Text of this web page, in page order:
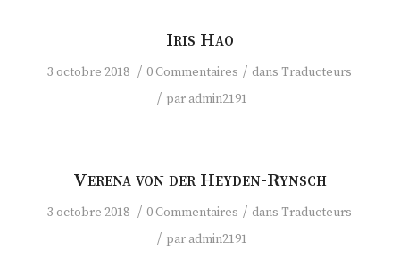
Iris Hao
3 octobre 2018 / 0 Commentaires / dansTraducteurs
/ par admin2191
Verena von der Heyden-Rynsch
3 octobre 2018 / 0 Commentaires / dansTraducteurs
/ par admin2191